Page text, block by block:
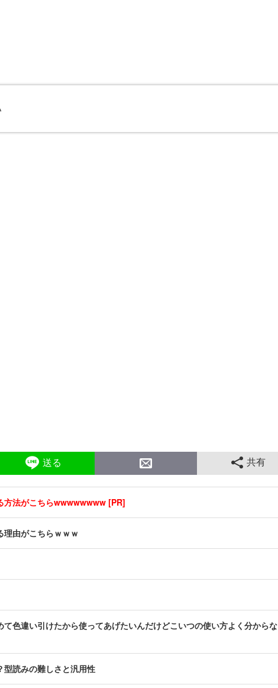
送る 共有
方法がこちらwwwwwwww [PR]
理由がこちらｗｗｗ
色違い引けたから使ってあげたいんだけどこいつの使い方よく分からな
型読みの難しさと汎用性